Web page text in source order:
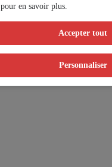
pour en savoir plus.
Accepter tout
Personnaliser